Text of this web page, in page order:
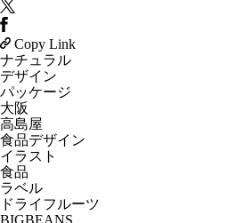
Copy Link
ナチュラル
デザイン
パッケージ
大阪
高島屋
食品デザイン
イラスト
食品
ラベル
ドライフルーツ